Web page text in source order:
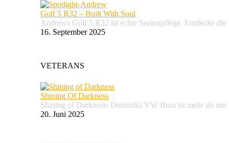
Golf 5 R32 – Built With Soul
Andrews Golf 5 R32 ist echte Seelenpflege. Entdecke
16. September 2025
VETERANS
Shining Of Darkness
Shining of Darkness: Dominiks VW Bora ist mehr als
20. Juni 2025